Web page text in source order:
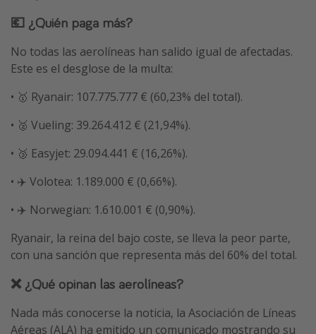
Eventos deportivos
💶 ¿Quién paga más?
No todas las aerolíneas han salido igual de afectadas.
Este es el desglose de la multa:
• 🥇 Ryanair: 107.775.777 € (60,23% del total).
• 🥈 Vueling: 39.264.412 € (21,94%).
• 🥉 Easyjet: 29.094.441 € (16,26%).
• ✈️ Volotea: 1.189.000 € (0,66%).
• ✈️ Norwegian: 1.610.001 € (0,90%).
Ryanair, la reina del bajo coste, se lleva la peor parte,
con una sanción que representa más del 60% del total.
❌ ¿Qué opinan las aerolíneas?
Nada más conocerse la noticia, la Asociación de Líneas
Aéreas (ALA) ha emitido un comunicado mostrando su